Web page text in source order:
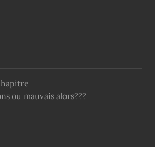
ou mauvais alors???